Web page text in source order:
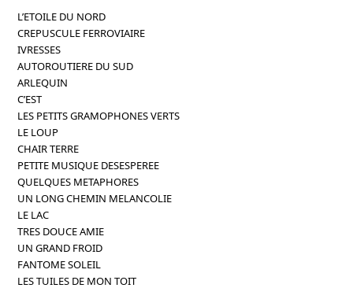
L’ETOILE DU NORD
CREPUSCULE FERROVIAIRE
IVRESSES
AUTOROUTIERE DU SUD
ARLEQUIN
C’EST
LES PETITS GRAMOPHONES VERTS
LE LOUP
CHAIR TERRE
PETITE MUSIQUE DESESPEREE
QUELQUES METAPHORES
UN LONG CHEMIN MELANCOLIE
LE LAC
TRES DOUCE AMIE
UN GRAND FROID
FANTOME SOLEIL
LES TUILES DE MON TOIT